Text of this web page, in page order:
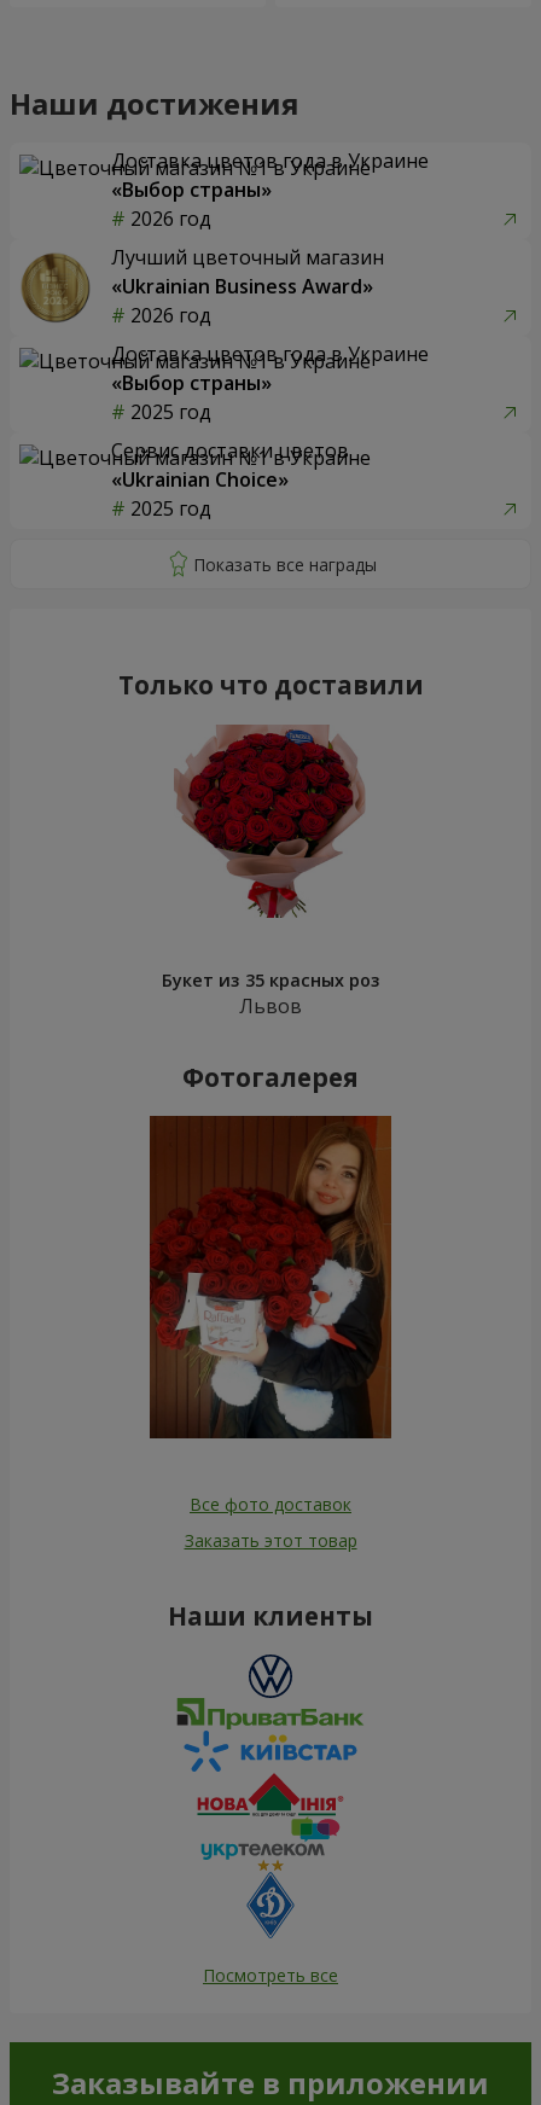
Наши достижения
Доставка цветов года в Украине
«Выбор страны»
2026 год
Лучший цветочный магазин
«Ukrainian Business Award»
2026 год
Доставка цветов года в Украине
«Выбор страны»
2025 год
Сервис доставки цветов
«Ukrainian Choice»
2025 год
Только что доставили
Букет из 35 красных роз
Львов
Фотогалерея
Все фото доставок
Заказать этот товар
Наши клиенты
Посмотреть все
Заказывайте в приложении